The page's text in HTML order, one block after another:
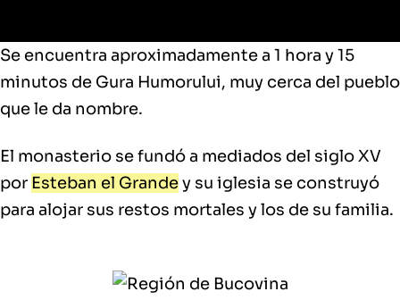
Se encuentra aproximadamente a 1 hora y 15
minutos de Gura Humorului, muy cerca del pueblo
que le da nombre.
El monasterio se fundó a mediados del siglo XV
por Esteban el Grandey su iglesia se construyó
para alojar sus restos mortales y los de su familia.